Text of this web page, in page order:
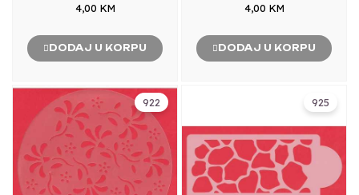
4,00 KM
DODAJ U KORPU
4,00 KM
DODAJ U KORPU
922 925